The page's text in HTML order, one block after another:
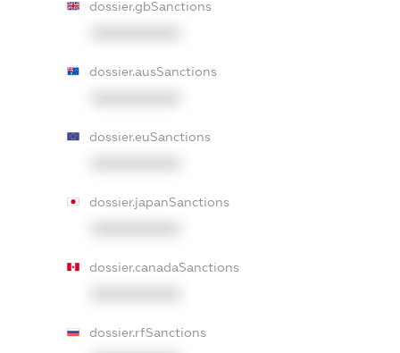
dossier.gbSanctions
dossier.ausSanctions
dossier.euSanctions
dossier.japanSanctions
dossier.canadaSanctions
dossier.rfSanctions